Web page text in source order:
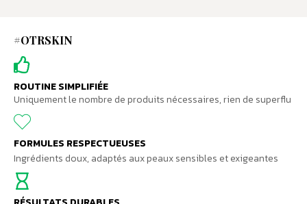
#OTRSKIN
ROUTINE SIMPLIFIÉE
Uniquement le nombre de produits nécessaires, rien de superflu
FORMULES RESPECTUEUSES
Ingrédients doux, adaptés aux peaux sensibles et exigeantes